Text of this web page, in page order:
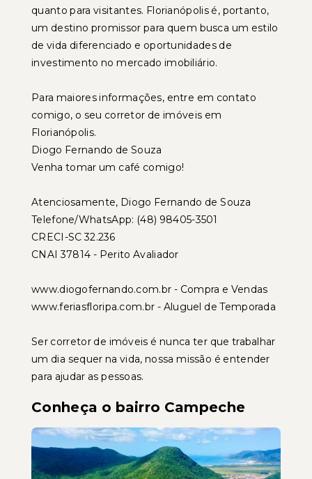
quanto para visitantes. Florianópolis é, portanto,
um destino promissor para quem busca um estilo
de vida diferenciado e oportunidades de
investimento no mercado imobiliário.
Para maiores informações, entre em contato
comigo, o seu corretor de imóveis em
Florianópolis.
Diogo Fernando de Souza
Venha tomar um café comigo!
Atenciosamente, Diogo Fernando de Souza
Telefone/WhatsApp: (48) 98405-3501
CRECI-SC 32.236
CNAI 37814 - Perito Avaliador
www.diogofernando.com.br - Compra e Vendas
www.feriasfloripa.com.br - Aluguel de Temporada
Ser corretor de imóveis é nunca ter que trabalhar
um dia sequer na vida, nossa missão é entender
para ajudar as pessoas.
Conheça o bairro Campeche